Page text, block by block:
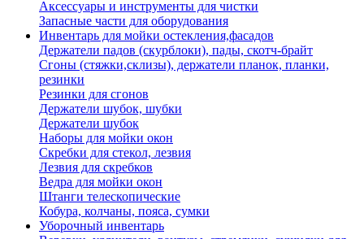
Аксессуары и инструменты для чистки
Запасные части для оборудования
Инвентарь для мойки остекления,фасадов
Держатели падов (скурблоки), пады, скотч-брайт
Сгоны (стяжки,склизы), держатели планок, планки,
резинки
Резинки для сгонов
Держатели шубок, шубки
Держатели шубок
Наборы для мойки окон
Скребки для стекол, лезвия
Лезвия для скребков
Ведра для мойки окон
Штанги телескопические
Кобура, колчаны, пояса, сумки
Уборочный инвентарь